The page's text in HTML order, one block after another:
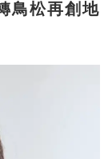
鳥松再創地